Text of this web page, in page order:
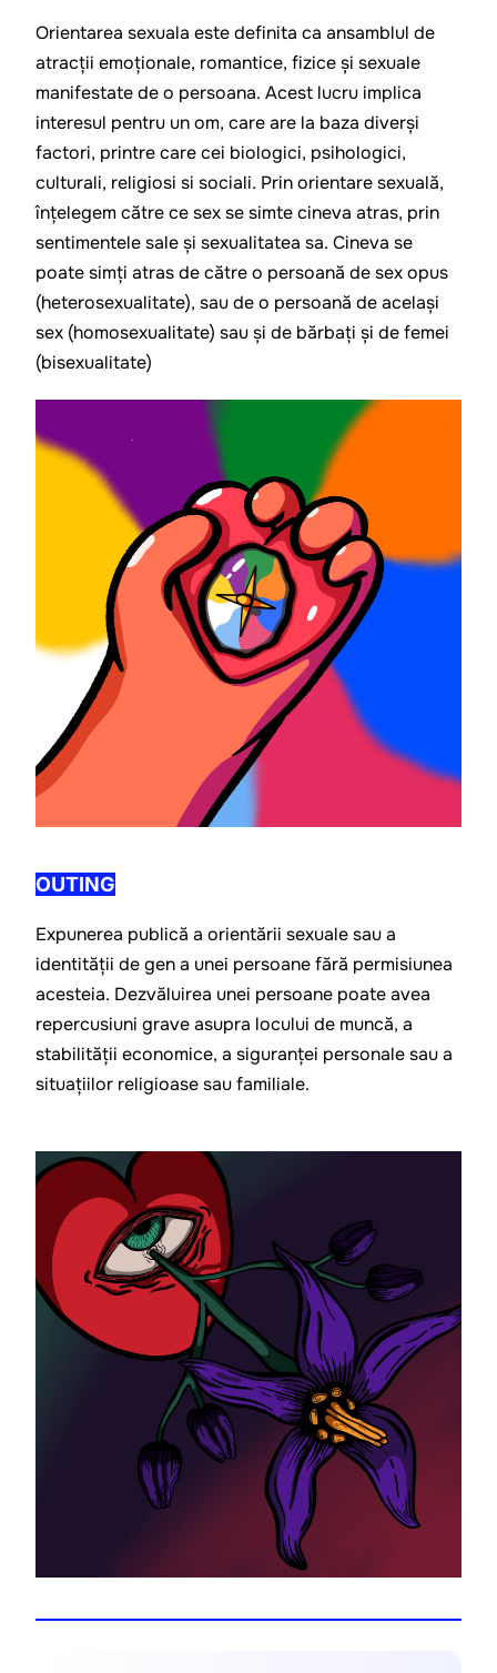
Orientarea sexuala este definita ca ansamblul de
atracții emoționale, romantice, fizice și sexuale
manifestate de o persoana. Acest lucru implica
interesul pentru un om, care are la baza diverși
factori, printre care cei biologici, psihologici,
culturali, religiosi si sociali. Prin orientare sexuală,
înțelegem către ce sex se simte cineva atras, prin
sentimentele sale și sexualitatea sa. Cineva se
poate simți atras de către o persoană de sex opus
(heterosexualitate), sau de o persoană de același
sex (homosexualitate) sau și de bărbați și de femei
(bisexualitate)
OUTING
Expunerea publică a orientării sexuale sau a
identității de gen a unei persoane fără permisiunea
acesteia. Dezvăluirea unei persoane poate avea
repercusiuni grave asupra locului de muncă, a
stabilității economice, a siguranței personale sau a
situațiilor religioase sau familiale.